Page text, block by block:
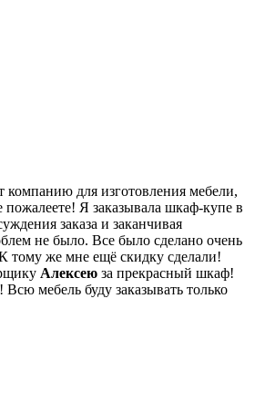
компанию для изготовления мебели,
Я заказывала шкаф-купе в
заказа и заканчивая
не было. Все было сделано очень
тому же мне ещё скидку сделали!
Алексею за прекрасный шкаф!
Всю мебель буду заказывать только